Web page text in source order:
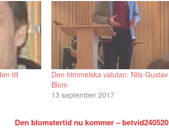
till
Den himmelska valutan: Nils-Gustav
Blom
13 september 2017
Den blomstertid nu kommer – betvid240520